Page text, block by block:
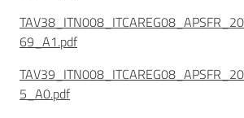
69_A1.pdf
5_A0.pdf